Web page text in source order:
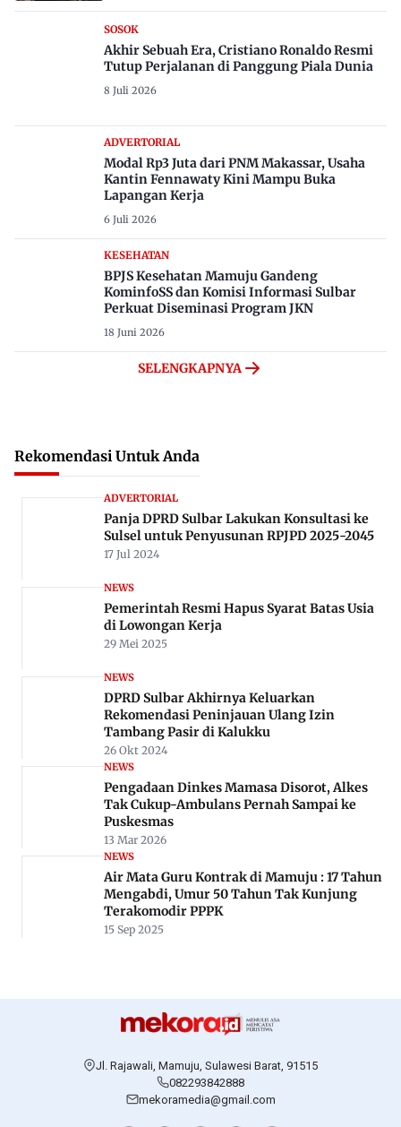
SOSOK
Akhir Sebuah Era, Cristiano Ronaldo Resmi
Tutup Perjalanan di Panggung Piala Dunia
8 Juli 2026
ADVERTORIAL
Modal Rp3 Juta dari PNM Makassar, Usaha
Kantin Fennawaty Kini Mampu Buka
Lapangan Kerja
6 Juli 2026
KESEHATAN
BPJS Kesehatan Mamuju Gandeng
KominfoSS dan Komisi Informasi Sulbar
Perkuat Diseminasi Program JKN
18 Juni 2026
SELENGKAPNYA
Rekomendasi Untuk Anda
ADVERTORIAL
Panja DPRD Sulbar Lakukan Konsultasi ke
Sulsel untuk Penyusunan RPJPD 2025-2045
17 Jul 2024
NEWS
Pemerintah Resmi Hapus Syarat Batas Usia
di Lowongan Kerja
29 Mei 2025
NEWS
DPRD Sulbar Akhirnya Keluarkan
Rekomendasi Peninjauan Ulang Izin
Tambang Pasir di Kalukku
26 Okt 2024
NEWS
Pengadaan Dinkes Mamasa Disorot, Alkes
Tak Cukup-Ambulans Pernah Sampai ke
Puskesmas
13 Mar 2026
NEWS
Air Mata Guru Kontrak di Mamuju : 17 Tahun
Mengabdi, Umur 50 Tahun Tak Kunjung
Terakomodir PPPK
15 Sep 2025
Jl. Rajawali, Mamuju, Sulawesi Barat, 91515
082293842888
mekoramedia@gmail.com